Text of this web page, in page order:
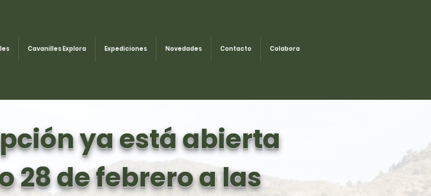
Cavanilles Explora Expediciones Novedades Contacto Colabora
ya está abierta
28 de febrero a las